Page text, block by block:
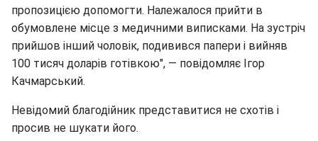
пропозицією допомогти. Належалося прийти в
обумовлене місце з медичними виписками. На зустріч
прийшов інший чоловік, подивився папери і вийняв
100 тисяч доларів готівкою", — повідомляє Ігор
Качмарський.
Невідомий благодійник представитися не схотів і
просив не шукати його.